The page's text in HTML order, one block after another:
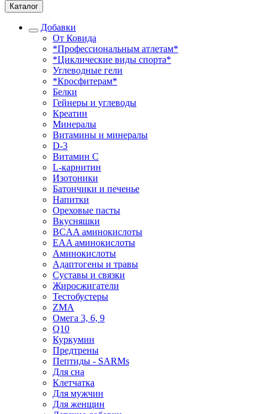
Каталог
Добавки
От Ковида
*Профессиональным атлетам*
*Циклические виды спорта*
Углеводные гели
*Кросфитерам*
Белки
Гейнеры и углеводы
Креатин
Минералы
Витамины и минералы
D-3
Витамин С
L-карнитин
Изотоники
Батончики и печенье
Напитки
Ореховые пасты
Вкусняшки
BCAA аминокислоты
EAA аминокислоты
Аминокислоты
Адаптогены и травы
Суставы и связки
Жиросжигатели
Тестобустеры
ZMA
Омега 3, 6, 9
Q10
Куркумин
Предтрены
Пептиды - SARMs
Для сна
Клетчатка
Для мужчин
Для женщин